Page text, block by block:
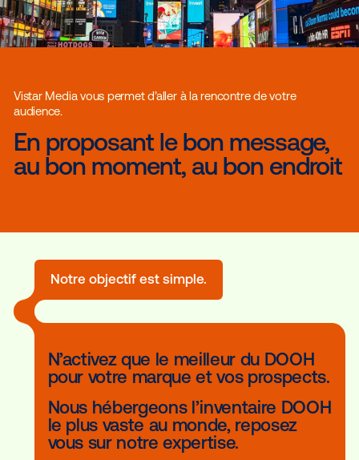
audience.
En proposant le bon
au bon moment, au bon
Notre objectif est simple.